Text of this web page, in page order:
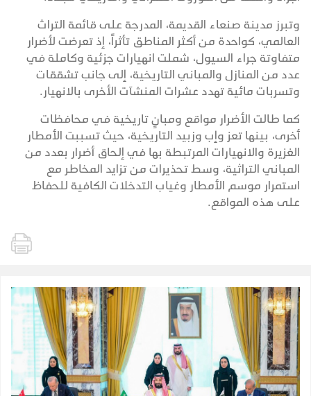
وتبرز مدينة صنعاء القديمة، المدرجة على قائمة التراث
العالمي، كواحدة من أكثر المناطق تأثراً، إذ تعرضت لأضرار
متفاوتة جراء السيول، شملت انهيارات جزئية وكاملة في
عدد من المنازل والمباني التاريخية، إلى جانب تشققات
وتسربات مائية تهدد عشرات المنشآت الأخرى بالانهيار.
كما طالت الأضرار مواقع ومبانٍ تاريخية في محافظات
أخرى، بينها تعز وإب وزبيد التاريخية، حيث تسببت الأمطار
الغزيرة والانهيارات المرتبطة بها في إلحاق أضرار بعدد من
المباني التراثية، وسط تحذيرات من تزايد المخاطر مع
استمرار موسم الأمطار وغياب التدخلات الكافية للحفاظ
على هذه المواقع.